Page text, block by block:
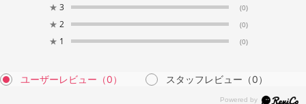
★ 3 (0)
★ 2 (0)
★ 1 (0)
ユーザーレビュー （0） スタッフレビュー （0）